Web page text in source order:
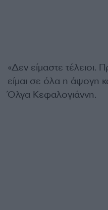
«Δεν είμαστε τέλειοι.
είμαι σε όλα η άψογη
Όλγα Κεφαλογιάννη.